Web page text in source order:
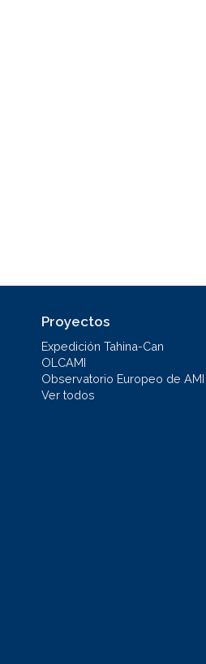
Proyectos
Expedición Tahina-Can
OLCAMI
Observatorio Europeo de AMI
Ver todos